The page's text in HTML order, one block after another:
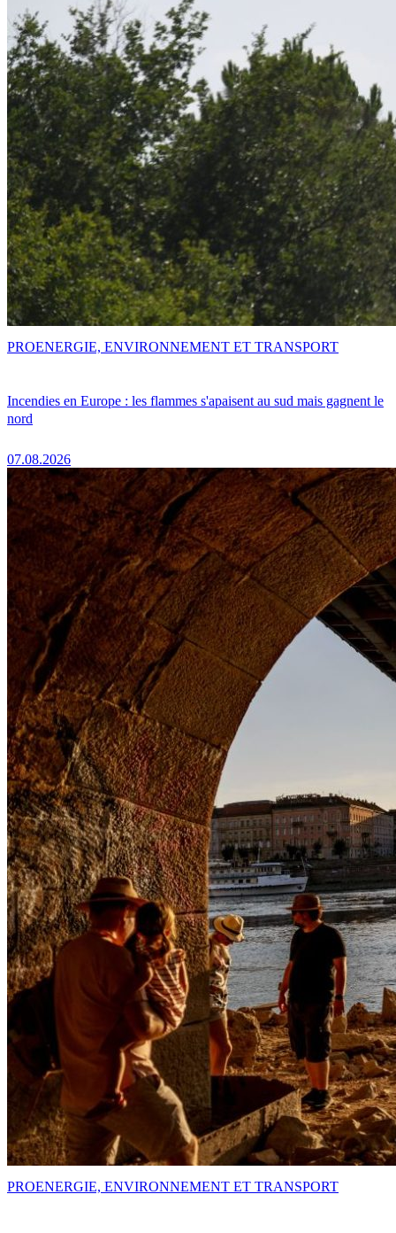
Incendies en Europe : les flammes s'apaisent au sud mais gagnent le
nord
07.08.2026
PROENERGIE, ENVIRONNEMENT ET TRANSPORT
PROENERGIE, ENVIRONNEMENT ET TRANSPORT